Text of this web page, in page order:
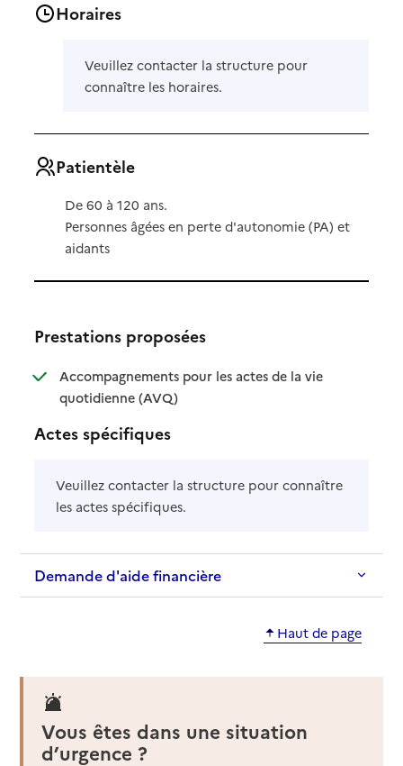
Horaires
Veuillez contacter la structure pour
connaître les horaires.
Patientèle
De 60 à 120 ans.
Personnes âgées en perte d'autonomie (PA) et
aidants
Prestations proposées
Accompagnements pour les actes de la vie
quotidienne (AVQ): disponible
: non disponible
Actes spécifiques
Veuillez contacter la structure pour connaître
les actes spécifiques.
Demande d'aide financière
Haut de page
Vous êtes dans une situation
d’urgence ?